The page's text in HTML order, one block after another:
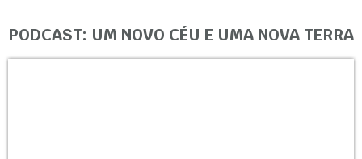
PODCAST: UM NOVO CÉU E UMA NOVA TERRA